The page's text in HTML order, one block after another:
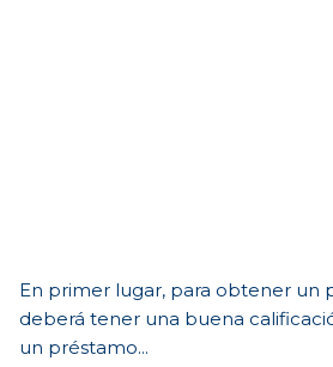
En primer lugar, para obtener un
deberá tener una buena
un préstamo...